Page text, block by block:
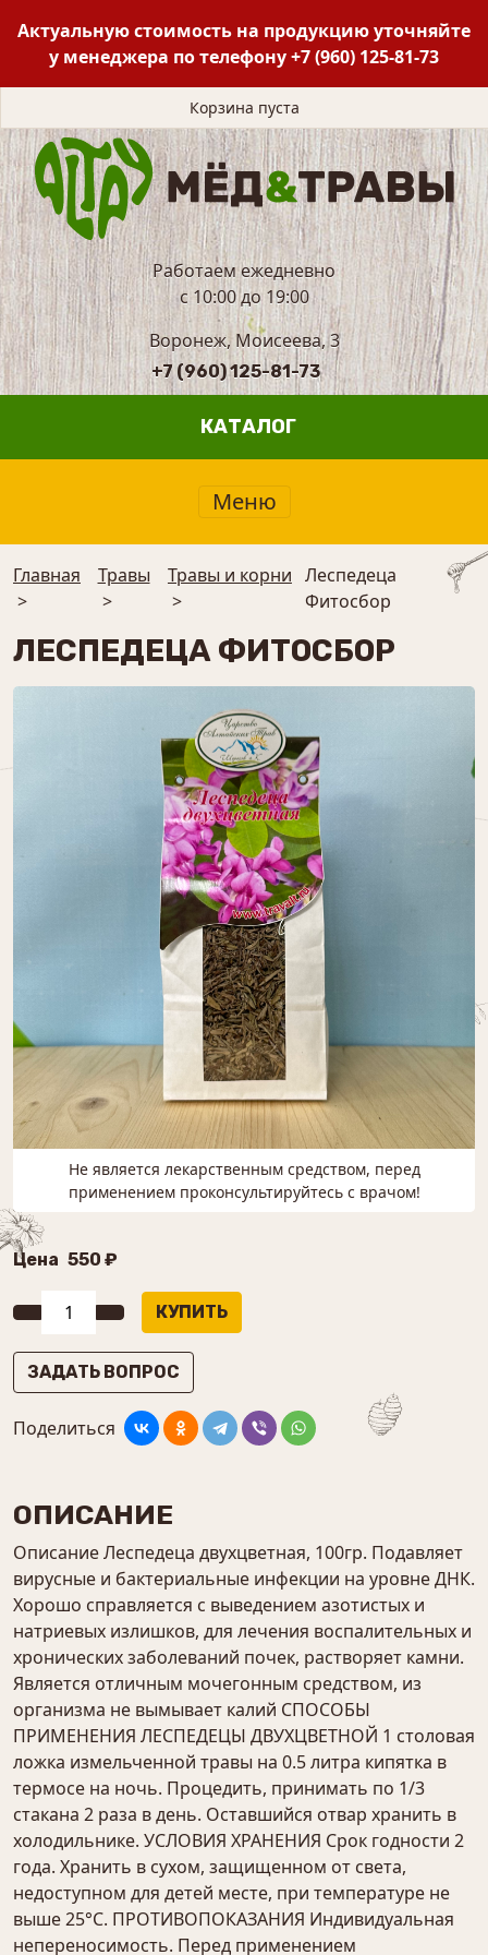
Актуальную стоимость на продукцию уточняйте
у менеджера по телефону+7 (960) 125-81-73
Корзина пуста
Работаем ежедневно
с 10:00 до 19:00
Воронеж, Моисеева, 3
+7 (960) 125-81-73
КАТАЛОГ
Меню
Главная
>
Травы
>
Травы и корни
>
Леспедеца
Фитосбор
ЛЕСПЕДЕЦА ФИТОСБОР
Не является лекарственным средством, перед
применением проконсультируйтесь с врачом!
Цена 550 ₽
ЗАДАТЬ ВОПРОС
Поделиться
ОПИСАНИЕ
Описание Леспедеца двухцветная, 100гр. Подавляет
вирусные и бактериальные инфекции на уровне ДНК.
Хорошо справляется с выведением азотистых и
натриевых излишков, для лечения воспалительных и
хронических заболеваний почек, растворяет камни.
Является отличным мочегонным средством, из
организма не вымывает калий СПОСОБЫ
ПРИМЕНЕНИЯ ЛЕСПЕДЕЦЫ ДВУХЦВЕТНОЙ 1 столовая
ложка измельченной травы на 0.5 литра кипятка в
термосе на ночь. Процедить, принимать по 1/3
стакана 2 раза в день. Оставшийся отвар хранить в
холодильнике. УСЛОВИЯ ХРАНЕНИЯ Срок годности 2
года. Хранить в сухом, защищенном от света,
недоступном для детей месте, при температуре не
выше 25°С. ПРОТИВОПОКАЗАНИЯ Индивидуальная
непереносимость. Перед применением